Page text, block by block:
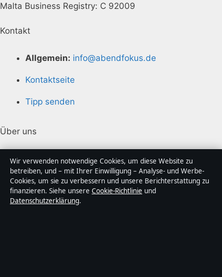
Malta Business Registry: C 92009
Kontakt
Allgemein: info@abendfokus.de
Kontaktseite
Tipp senden
Über uns
Über uns
Redaktion
Unsere Geschichte
Wir verwenden notwendige Cookies, um diese Website zu
betreiben, und – mit Ihrer Einwilligung – Analyse- und Werbe-
Cookies, um sie zu verbessern und unsere Berichterstattung zu
finanzieren. Siehe unsere Cookie-Richtlinie und
Datenschutzerklärung.